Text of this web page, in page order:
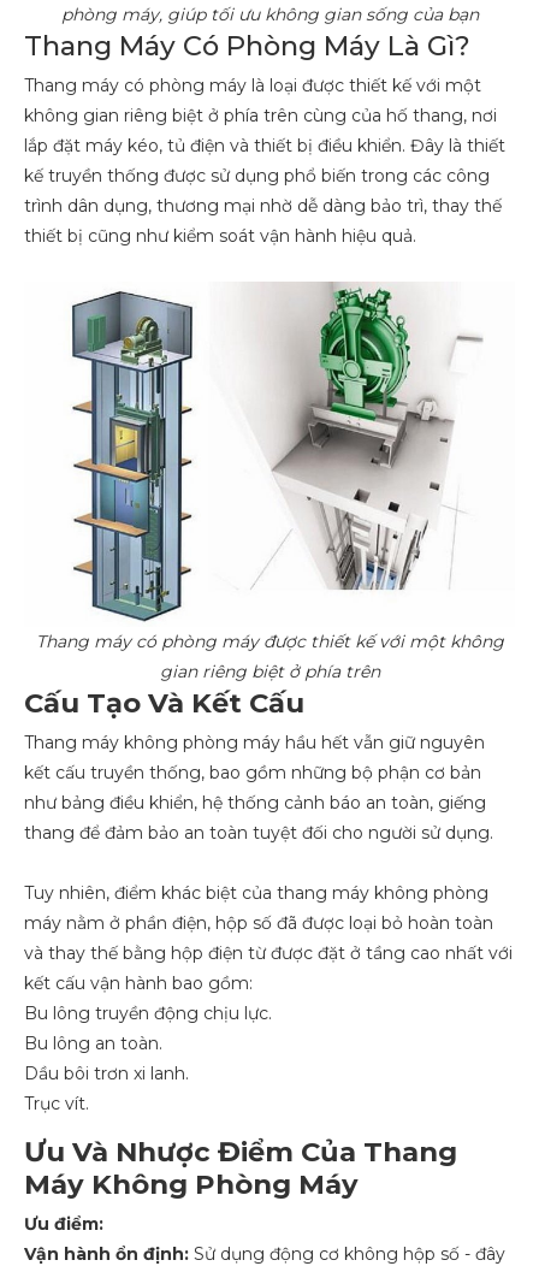
phòng máy, giúp tối ưu không gian sống của bạn
Thang Máy Có Phòng Máy Là Gì?
Thang máy có phòng máy là loại được thiết kế với một
không gian riêng biệt ở phía trên cùng của hố thang, nơi
lắp đặt máy kéo, tủ điện và thiết bị điều khiển. Đây là thiết
kế truyền thống được sử dụng phổ biến trong các công
trình dân dụng, thương mại nhờ dễ dàng bảo trì, thay thế
thiết bị cũng như kiểm soát vận hành hiệu quả.
Thang máy có phòng máy được thiết kế với một không
gian riêng biệt ở phía trên
Cấu Tạo Và Kết Cấu
Thang máy không phòng máy hầu hết vẫn giữ nguyên
kết cấu truyền thống, bao gồm những bộ phận cơ bản
như bảng điều khiển, hệ thống cảnh báo an toàn, giếng
thang để đảm bảo an toàn tuyệt đối cho người sử dụng.
Tuy nhiên, điểm khác biệt của thang máy không phòng
máy nằm ở phần điện, hộp số đã được loại bỏ hoàn toàn
và thay thế bằng hộp điện từ được đặt ở tầng cao nhất với
kết cấu vận hành bao gồm:
Bu lông truyền động chịu lực.
Bu lông an toàn.
Dầu bôi trơn xi lanh.
Trục vít.
Ưu Và Nhược Điểm Của Thang
Máy Không Phòng Máy
Ưu điểm:
Vận hành ổn định: Sử dụng động cơ không hộp số - đây